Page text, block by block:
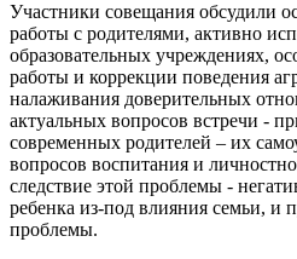
Участники совещания обсудили
работы с родителями, активно
образовательных учреждениях,
работы и коррекции поведения
налаживания доверительных
актуальных вопросов встречи -
современных родителей – их
вопросов воспитания и
следствие этой проблемы -
ребенка из-под влияния семьи, и
проблемы.